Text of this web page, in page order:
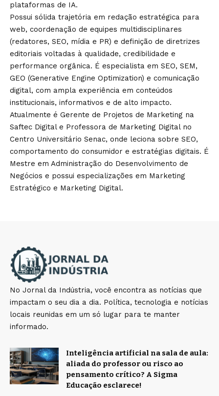
plataformas de IA.
Possui sólida trajetória em redação estratégica para
web, coordenação de equipes multidisciplinares
(redatores, SEO, mídia e PR) e definição de diretrizes
editoriais voltadas à qualidade, credibilidade e
performance orgânica. É especialista em SEO, SEM,
GEO (Generative Engine Optimization) e comunicação
digital, com ampla experiência em conteúdos
institucionais, informativos e de alto impacto.
Atualmente é Gerente de Projetos de Marketing na
Saftec Digital e Professora de Marketing Digital no
Centro Universitário Senac, onde leciona sobre SEO,
comportamento do consumidor e estratégias digitais. É
Mestre em Administração do Desenvolvimento de
Negócios e possui especializações em Marketing
Estratégico e Marketing Digital.
No Jornal da Indústria, você encontra as notícias que
impactam o seu dia a dia. Política, tecnologia e notícias
locais reunidas em um só lugar para te manter
informado.
Inteligência artificial na sala de aula:
aliada do professor ou risco ao
pensamento crítico? A Sigma
Educação esclarece!